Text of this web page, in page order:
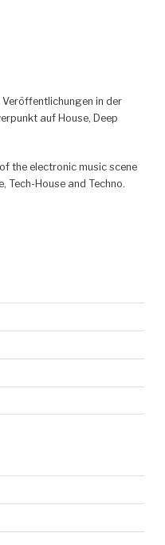
in der
auf House, Deep
the electronic music scene
Tech-House and Techno.